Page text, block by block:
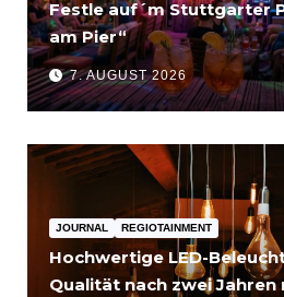
Festle auf´m Stuttgarter
am Pier“
7. AUGUST 2026
JOURNAL REGIOTAINMENT
Hochwertige LED-
Qualität nach zwei Jahren